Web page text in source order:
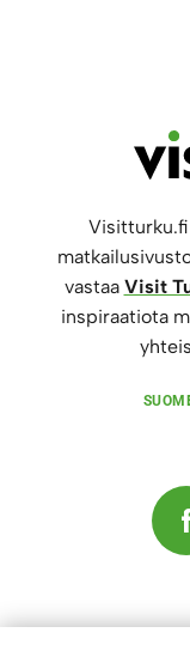
vastaa Visit
inspiraatiota